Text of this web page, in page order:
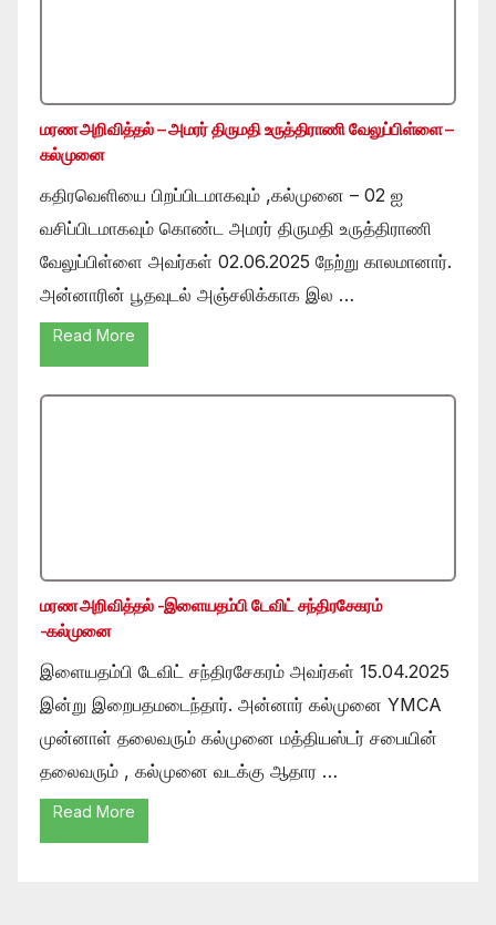
மரண அறிவித்தல் – அமரர் திருமதி உருத்திராணி வேலுப்பிள்ளை –
கல்முனை
கதிரவெளியை பிறப்பிடமாகவும் ,கல்முனை – 02 ஐ
வசிப்பிடமாகவும் கொண்ட அமரர் திருமதி உருத்திராணி
வேலுப்பிள்ளை அவர்கள் 02.06.2025 நேற்று காலமானார்.
அன்னாரின் பூதவுடல் அஞ்சலிக்காக இல …
Read More
மரண அறிவித்தல் -இளையதம்பி டேவிட் சந்திரசேகரம்
-கல்முனை
இளையதம்பி டேவிட் சந்திரசேகரம் அவர்கள் 15.04.2025
இன்று இறைபதமடைந்தார். அன்னார் கல்முனை YMCA
முன்னாள் தலைவரும் கல்முனை மத்தியஸ்டர் சபையின்
தலைவரும் , கல்முனை வடக்கு ஆதார …
Read More